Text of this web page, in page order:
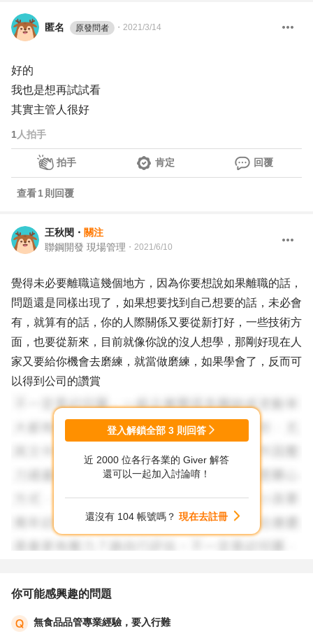
匿名 原發問者 ・ 2021/3/14
好的
我也是想再試試看
其實主管人很好
1 人拍手
拍手 肯定 回覆
查看1 則回覆
王秋閔 ・ 關注
聯鋼開發 現場管理 ・ 2021/6/10
覺得未必要離職這幾個地方，因為你要想說如果離職的話，
問題還是同樣出現了，如果想要找到自己想要的話，未必會
有，就算有的話，你的人際關係又要從新打好，一些技術方
面，也要從新來，目前就像你說的沒人想學，那剛好現在人
家又要給你機會去磨練，就當做磨練，如果學會了，反而可
以得到公司的讚賞
登入解鎖全部 3 則回答
近 2000 位各行各業的 Giver 解答
還可以一起加入討論唷！
還沒有 104 帳號嗎？ 現在去註冊
你可能感興趣的問題
無食品品管專業經驗，要入行難